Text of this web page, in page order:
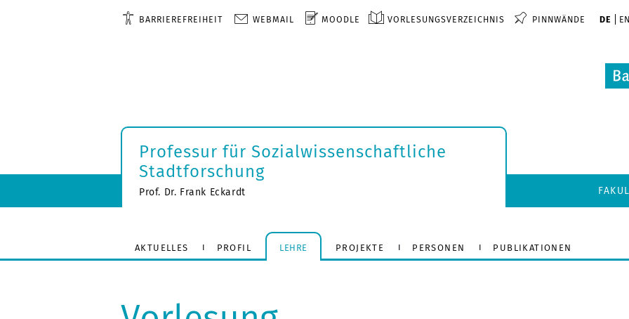
BARRIEREFREIHEIT WEBMAIL MOODLE VORLESUNGSVERZEICHNIS PINNWÄNDE DE EN
Professur für Sozialwissenschaftliche
Stadtforschung
Prof. Dr. Frank Eckardt
AKTUELLES PROFIL LEHRE PROJEKTE PERSONEN PUBLIKATIONEN